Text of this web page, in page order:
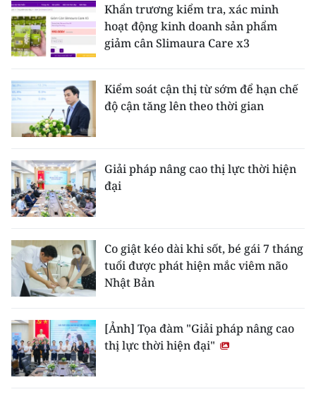
Khẩn trương kiểm tra, xác minh
hoạt động kinh doanh sản phẩm
giảm cân Slimaura Care x3
Kiểm soát cận thị từ sớm để hạn chế
độ cận tăng lên theo thời gian
Giải pháp nâng cao thị lực thời hiện
đại
Co giật kéo dài khi sốt, bé gái 7 tháng
tuổi được phát hiện mắc viêm não
Nhật Bản
[Ảnh] Tọa đàm "Giải pháp nâng cao
thị lực thời hiện đại"